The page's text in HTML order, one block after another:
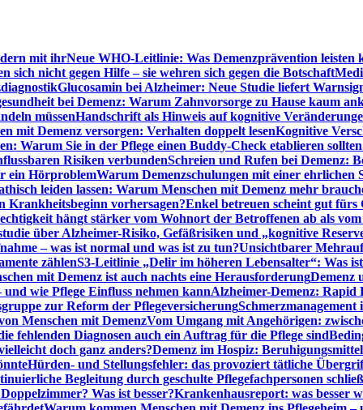
mit ihrNeue WHO-Leitlinie: Was Demenzprävention leisten
sich nicht gegen Hilfe – sie wehren sich gegen die Botschaft
Glucosamin bei Alzheimer: Neue Studie liefert
bei Demenz: Warum Zahnvorsorge zu Hause kaum
müssenHandschrift als Hinweis auf kognitive
mit Demenz versorgen: Verhalten doppelt lesenKognitive
Warum Sie in der Pflege einen Buddy-Check etablieren sollten
Risiken verbundenSchreien und Rufen bei Demenz:
ein HörproblemWarum Demenzschulungen mit einer ehrlichen
leiden lassen: Warum Menschen mit Demenz mehr
Krankheitsbeginn vorhersagen?Enkel betreuen scheint gut fürs
hängt stärker vom Wohnort der Betroffenen ab als vom
über Alzheimer-Risiko, Gefäßrisiken und „kognitive
– was ist normal und was ist zu tun?Unsichtbarer
zählenS3-Leitlinie „Delir im höheren Lebensalter“: Was
mit Demenz ist auch nachts eine HerausforderungDemenz
wie Pflege Einfluss nehmen kannAlzheimer-Demenz:
zur Reform der Pflegeversicherung
Menschen mit DemenzVom Umgang mit Angehörigen:
fehlenden Diagnosen auch ein Auftrag für die Pflege sind
doch ganz anders?Demenz im Hospiz:
Hürden- und Stellungsfehler: das provoziert tätliche
Begleitung durch geschulte Pflegefachpersonen
Was ist besser?Krankenhausreport: was besser